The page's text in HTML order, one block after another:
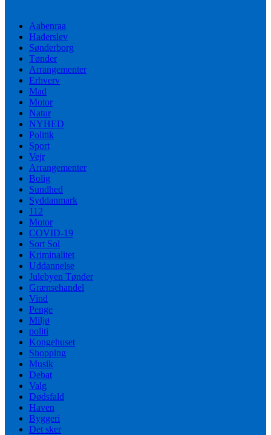
Aabenraa
Haderslev
Sønderborg
Tønder
Arrangementer
Erhverv
Mad
Motor
Natur
NYHED
Politik
Sport
Vejr
Arrangementer
Bolig
Sundhed
Syddanmark
112
Motor
COVID-19
Sort Sol
Kriminalitet
Uddannelse
Julebyen Tønder
Grænsehandel
Vind
Penge
Miljø
politi
Kongehuset
Shopping
Musik
Debat
Valg
Dødsfald
Haven
Byggeri
Det sker